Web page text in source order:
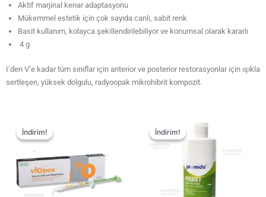
Aktif marjinal kenar adaptasyonu
Mükemmel estetik için çok sayıda canlı, sabit renk
Basit kullanım, kolayca şekillendirilebiliyor ve konumsal olarak kararlı
4 g
I’den V’e kadar tüm sınıflar için anterior ve posterior restorasyonlar için ışıkla
sertleşen, yüksek dolgulu, radyoopak mikrohibrit kompozit.
İndirim!
İndirim! İndirim!
İndirim!